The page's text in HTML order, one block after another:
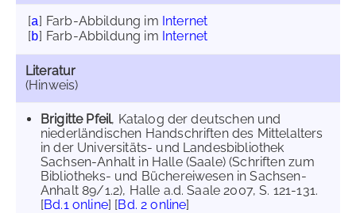
[a] Farb-Abbildung im Internet
[b] Farb-Abbildung im Internet
Literatur
(Hinweis)
Brigitte Pfeil, Katalog der deutschen und
niederländischen Handschriften des Mittelalters
in der Universitäts- und Landesbibliothek
Sachsen-Anhalt in Halle (Saale) (Schriften zum
Bibliotheks- und Büchereiwesen in Sachsen-
Anhalt 89/1.2), Halle a.d. Saale 2007, S. 121-131.
[Bd.1 online] [Bd. 2 online]